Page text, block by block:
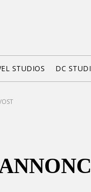
STUDIOS DC